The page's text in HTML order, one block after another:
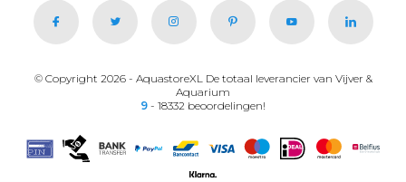
© Copyright 2026 - AquastoreXL De totaal leverancier van Vijver &
Aquarium
9 - 18332 beoordelingen!